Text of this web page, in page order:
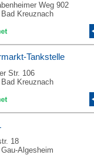
Weg 902
Kreuznach
Tankstelle
Str. 106
Kreuznach
18
Algesheim